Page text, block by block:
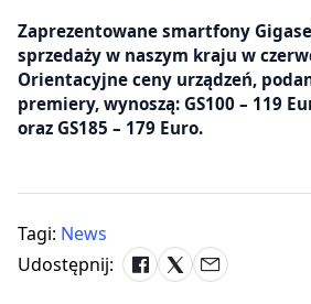
Zaprezentowane smartfony
sprzedaży w naszym kraju w
Orientacyjne ceny urządzeń,
premiery, wynoszą: GS100 – 119
oraz GS185 – 179 Euro.
Tagi: News
Udostępnij: